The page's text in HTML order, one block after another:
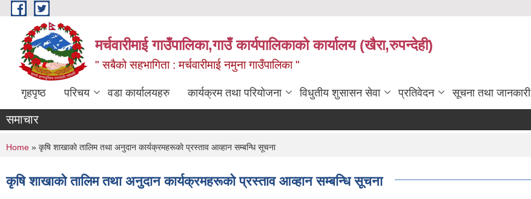
Skip to main content
मर्चवारीमाई गाउँपालिका,गाउँ कार्यपालिकाको कार्यालय (खैरा,रुपन्देही)
" सबैको सहभागिता : मर्चवारीमाई नमुना गाउँपालिका "
गृहपृष्ठ परिचय वडा कार्यालयहरु कार्यक्रम तथा परियोजना विधुतीय शुसासन सेवा प्रतिवेदन सूचना तथा जानकारी
समाचार
You are here
Home » कृषि शाखाकाे तालिम तथा अनुदान कार्यक्रमहरूकाे प्रस्ताव आव्हान सम्बन्धि सूचना
कृषि शाखाकाे तालिम तथा अनुदान कार्यक्रमहरूकाे प्रस्ताव आव्हान सम्बन्धि सूचना